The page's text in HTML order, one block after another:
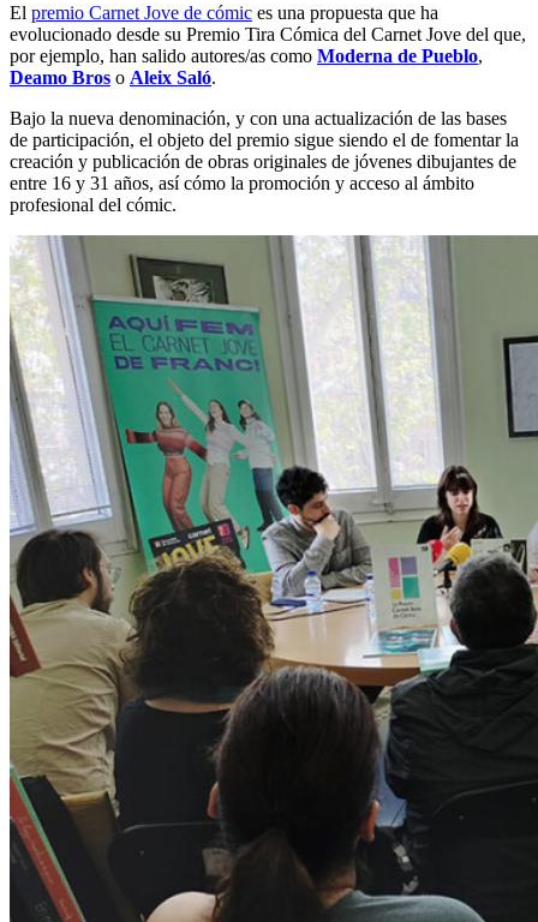
El premio Carnet Jove de cómic es una propuesta que ha
evolucionado desde su Premio Tira Cómica del Carnet Jove del que,
por ejemplo, han salido autores/as como Moderna de Pueblo,
Deamo Bros o Aleix Saló.
Bajo la nueva denominación, y con una actualización de las bases
de participación, el objeto del premio sigue siendo el de fomentar la
creación y publicación de obras originales de jóvenes dibujantes de
entre 16 y 31 años, así cómo la promoción y acceso al ámbito
profesional del cómic.